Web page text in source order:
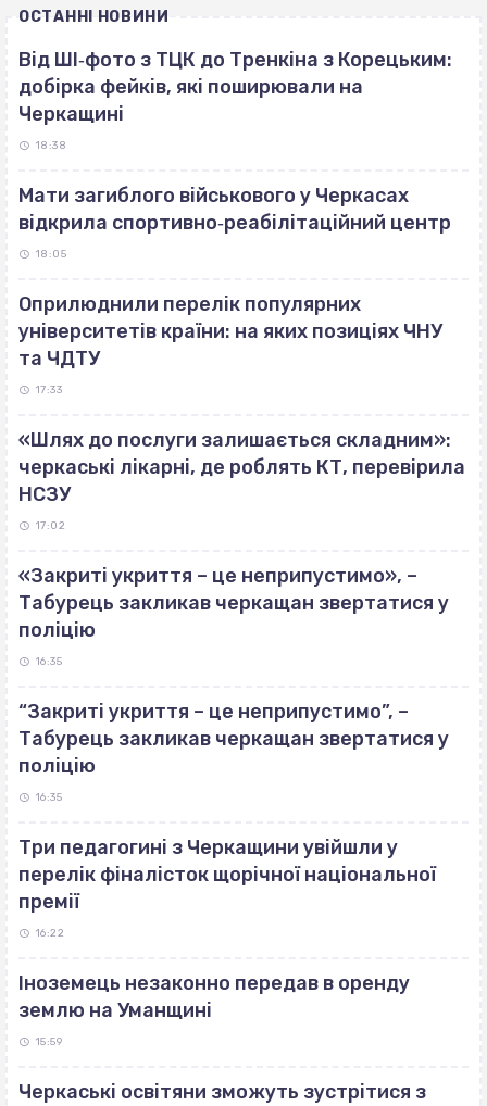
ОСТАННІ НОВИНИ
Від ШІ‐фото з ТЦК до Тренкіна з Корецьким:
добірка фейків, які поширювали на
Черкащині
18:38
Мати загиблого військового у Черкасах
відкрила спортивно‐реабілітаційний центр
18:05
Оприлюднили перелік популярних
університетів країни: на яких позиціях ЧНУ
та ЧДТУ
17:33
«Шлях до послуги залишається складним»:
черкаські лікарні, де роблять КТ, перевірила
НСЗУ
17:02
«Закриті укриття – це неприпустимо», –
Табурець закликав черкащан звертатися у
поліцію
16:35
“Закриті укриття – це неприпустимо”, –
Табурець закликав черкащан звертатися у
поліцію
16:35
Три педагогині з Черкащини увійшли у
перелік фіналісток щорічної національної
премії
16:22
Іноземець незаконно передав в оренду
землю на Уманщині
15:59
Черкаські освітяни зможуть зустрітися з